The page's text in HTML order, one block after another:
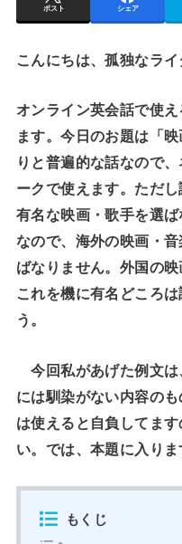
ポスト シェア
こんにちは、孤独なライ
オンライン英会話で使
ます。今日のお題は「
りと普遍的な話なので
ークで使えます。ただ
有名な映画・歌手を選ば
なので、海外の映画・
ばなりません。外国の
これを機に有名どころ
う。
今回私があげた例文は
には馴染がない内容の
は使えると自負してま
い。では、本題に入りま
もくじ